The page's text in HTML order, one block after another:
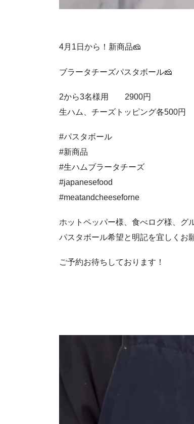
4月1日から！新商品🧀
ブラータチーズパスタボール🧀
2から3名様用 2900円
生ハム、チーズトッピング各500円
#パスタボール
#新商品
#生ハムブラータチーズ
#japanesefood
#meatandcheeseforne
ホットペッパー様、食べログ様、グ
パスタボール希望と明記を宜しくお
ご予約お待ちしております！